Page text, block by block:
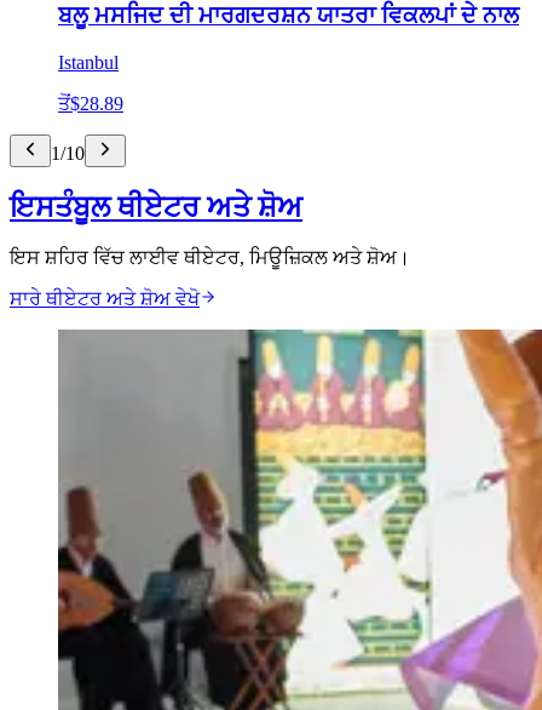
ਬਲੂ ਮਸਜਿਦ ਦੀ ਮਾਰਗਦਰਸ਼ਨ ਯਾਤਰਾ ਵਿਕਲਪਾਂ ਦੇ ਨਾਲ
Istanbul
ਤੋਂ$28.89
1/10
ਇਸਤੰਬੂਲ ਥੀਏਟਰ ਅਤੇ ਸ਼ੋਅ
ਇਸ ਸ਼ਹਿਰ ਵਿੱਚ ਲਾਈਵ ਥੀਏਟਰ, ਮਿਊਜ਼ਿਕਲ ਅਤੇ ਸ਼ੋਅ।
ਸਾਰੇ ਥੀਏਟਰ ਅਤੇ ਸ਼ੋਅ ਵੇਖੋ